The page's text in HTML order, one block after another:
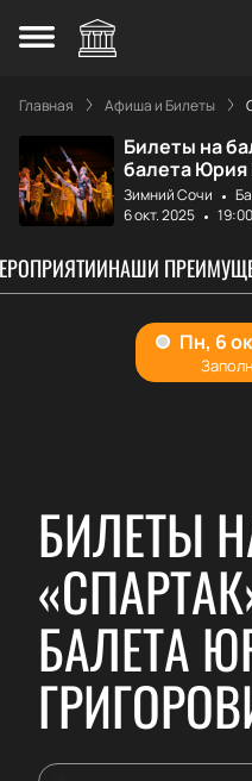
Главная Афиша и Билеты
Билеты на
балета Юрия
Зимний Сочи
6 окт. 2025
19:00
НАШИ
БИЛЕТЫ
БАЛЕТА